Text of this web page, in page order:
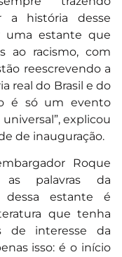
a história desse
uma estante que
ao racismo, com
reescrevendo a
real do Brasil e do
é só um evento
explicou
de inauguração.
Roque
as palavras da
dessa estante é
que tenha
de interesse da
isso: é o início